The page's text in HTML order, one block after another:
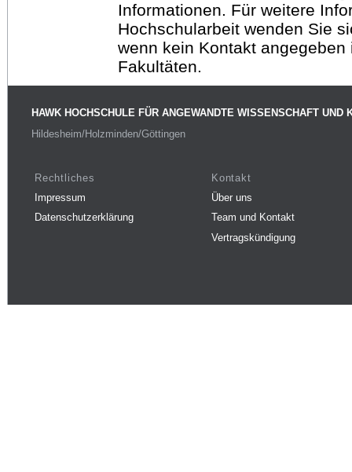
Informationen. Für weitere
Hochschularbeit wenden Sie
wenn kein Kontakt
Fakultäten.
HAWK HOCHSCHULE FÜR ANGEWANDTE WISSENSCHAFT UND
Hildesheim/Holzminden/Göttingen
Rechtliches
Impressum
Datenschutzerklärung
Kontakt
Über uns
Team und Kontakt
Vertragskündigung